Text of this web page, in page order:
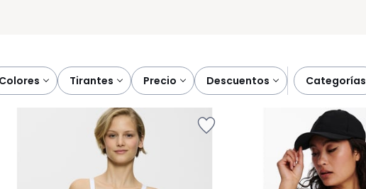
colores tirantes precio descuentos categorías